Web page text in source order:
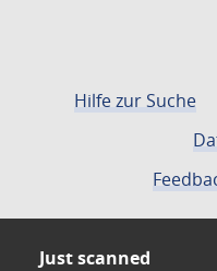
Hilfe zur Suche
Just scanned